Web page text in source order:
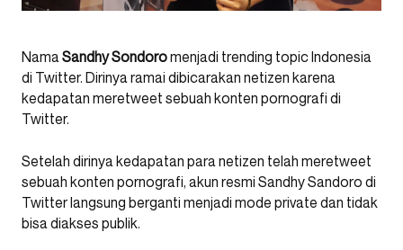
NamaSandhy Sondoromenjadi trending topic Indonesia
di Twitter. Dirinya ramai dibicarakan netizen karena
kedapatan meretweet sebuah konten pornografi di
Twitter.
Setelah dirinya kedapatan para netizen telah meretweet
sebuah konten pornografi, akun resmi Sandhy Sandoro di
Twitter langsung berganti menjadi mode private dan tidak
bisa diakses publik.